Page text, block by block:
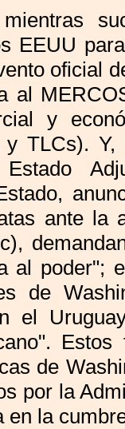
mientras
EEUU
oficial
al
y
y TLCs).
ante la
al poder";
de
el
de
por la
en la